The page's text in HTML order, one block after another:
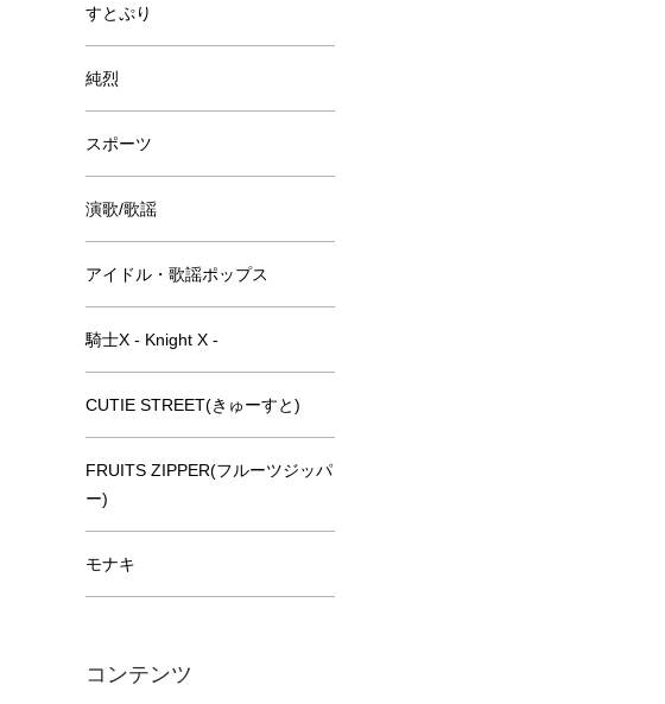
すとぷり
純烈
スポーツ
演歌/歌謡
アイドル・歌謡ポップス
騎士X - Knight X -
CUTIE STREET(きゅーすと)
FRUITS ZIPPER(フルーツジッパ
ー)
モナキ
コンテンツ